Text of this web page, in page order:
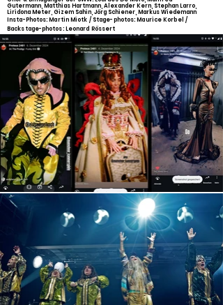
Gutermann, Matthias Hartmann, Alexander Kern, Stephan Larro,
Liridona Meter, Gizem Sahin, Jörg Schiener, Markus Wiedemann
Insta-Photos: Martin Miotk /Stage-photos: Maurice Korbel /
Backstage-photos: Leonard Rössert